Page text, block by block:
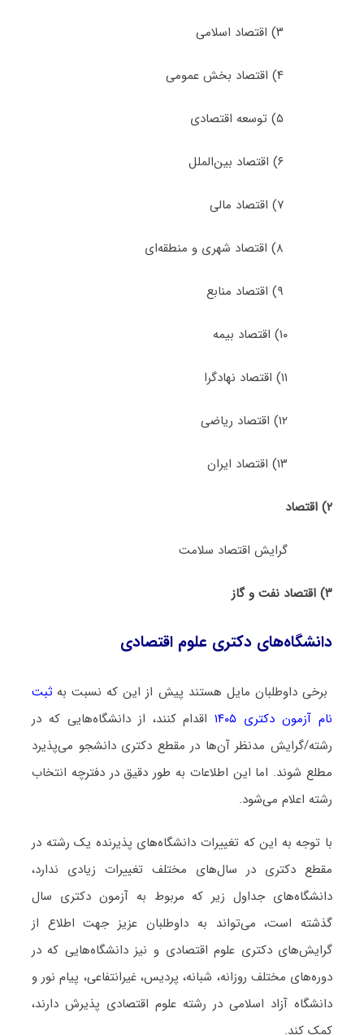
۳) اﻗﺘﺼﺎد اسلامی
۴) اﻗﺘﺼﺎد ﺑﺨﺶ ﻋﻤﻮمی
۵) ﺗﻮﺳﻌﻪ اﻗﺘﺼﺎدی
۶) اﻗﺘﺼﺎد ﺑﻴﻦاﻟﻤﻠﻞ
۷) اﻗﺘﺼﺎد ﻣﺎلی
۸) اﻗﺘﺼﺎد ﺷﻬﺮی و ﻣﻨﻄﻘﻪای
۹) اﻗﺘﺼﺎد ﻣﻨﺎﺑﻊ
۲) اﻗﺘﺼﺎد
گرایش اﻗﺘﺼﺎد ﺳﻼﻣﺖ
۳) اقتصاد نفت و گاز
دانشگاه‌های دکتری ﻋﻠﻮم اﻗﺘﺼﺎدی
برخی داوطلبان مایل هستند پیش از این که نسبت به ثبت
نام آزمون دکتری ۱۴۰۵
اقدام کنند، از دانشگاه‌هایی که در
رشته/گرایش مدنظر آن‌ها در مقطع دکتری دانشجو می‌پذیرد
مطلع شوند. اما این اطلاعات به طور دقیق در دفترچه انتخاب
رشته اعلام می‌شود.
با توجه به این که تغییرات دانشگاه‌های پذیرنده یک رشته در
مقطع دکتری در سال‌های مختلف تغییرات زیادی ندارد،
دانشگاه‌های جداول زیر که مربوط به آزمون دکتری سال
گذشته است، می‌تواند به داوطلبان عزیز جهت اطلاع از
گرایش‌های دکتری ﻋﻠﻮم اﻗﺘﺼﺎدی و نیز دانشگاه‌هایی که در
دوره‌های مختلف روزانه، شبانه، پردیس، غیرانتفاعی، پیام نور و
دانشگاه آزاد اسلامی در رشته ﻋﻠﻮم اﻗﺘﺼﺎدی پذیرش دارند،
کمک کند.